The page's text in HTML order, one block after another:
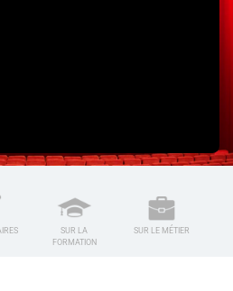
SUR LA
FORMATION
SUR LE MÉTIER